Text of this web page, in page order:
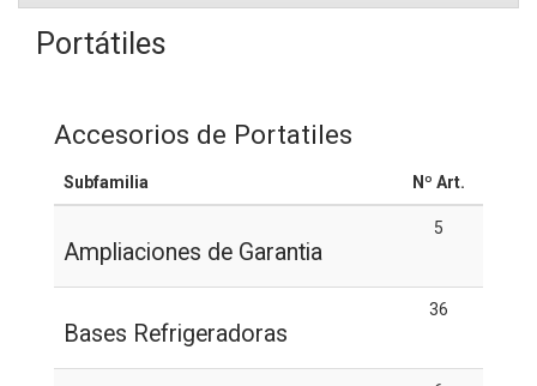
Portátiles
Accesorios de Portatiles
Subfamilia Nº Art.
Ampliaciones de Garantia
5
Bases Refrigeradoras
36